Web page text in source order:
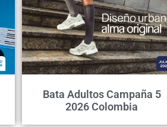
Bata Adultos Campaña 5
2026 Colombia